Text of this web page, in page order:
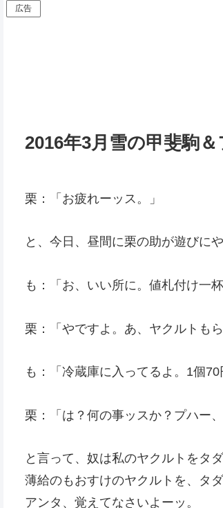
広告
2016年3月雪の甲斐駒
栗：「お疲れーッス。」
と、今日、昼間に栗の助が遊びに
も：「お、いい所に。値札付け一
栗：「やですよ。あ、ヤクルトもら
も：「冷蔵庫に入ってるよ。1個70
栗：「は？何の事ッスか？プハー、
と言って、奴は私のヤクルトをタ
薄給のもおすけのヤクルトを、タ
アンタ、覚えてなさいよーッ。